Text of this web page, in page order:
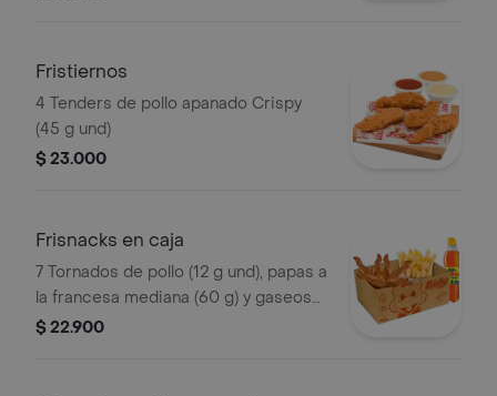
Fristiernos
4 Tenders de pollo apanado Crispy
(45 g und)
$ 23.000
Frisnacks en caja
7 Tornados de pollo (12 g und), papas a
la francesa mediana (60 g) y gaseosa
(470 ml)
$ 22.900